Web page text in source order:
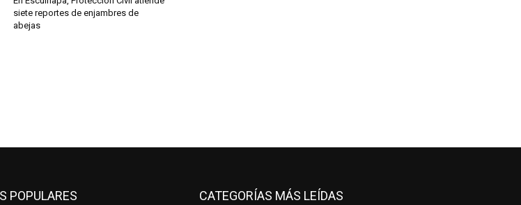
siete reportes de enjambres de
abejas
POPULARES CATEGORÍAS MÁS LEÍDAS